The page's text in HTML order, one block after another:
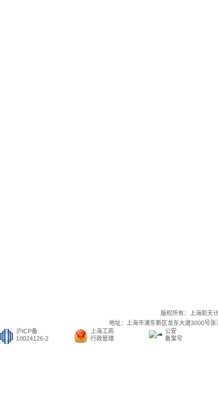
版权所有：上海航天
地址：上海市浦东新区龙东大道3000号
沪ICP备
10024126-2
上海工商
行政管理
公安
备案号